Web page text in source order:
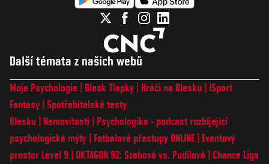
Další témata z našich webů
Moje Psychologie Blesk Tlapky Hráči na Blesku
iSport
Fantasy Spotřebitelské testy
Blesku
Nemovitosti
Psychologika - podcast rozbíjející
psychologické mýty
Fotbalové přestupy ONLINE
Eventový
prostor Level 9 OKTAGON 92: Szabová vs. Pudilová
Chance Liga